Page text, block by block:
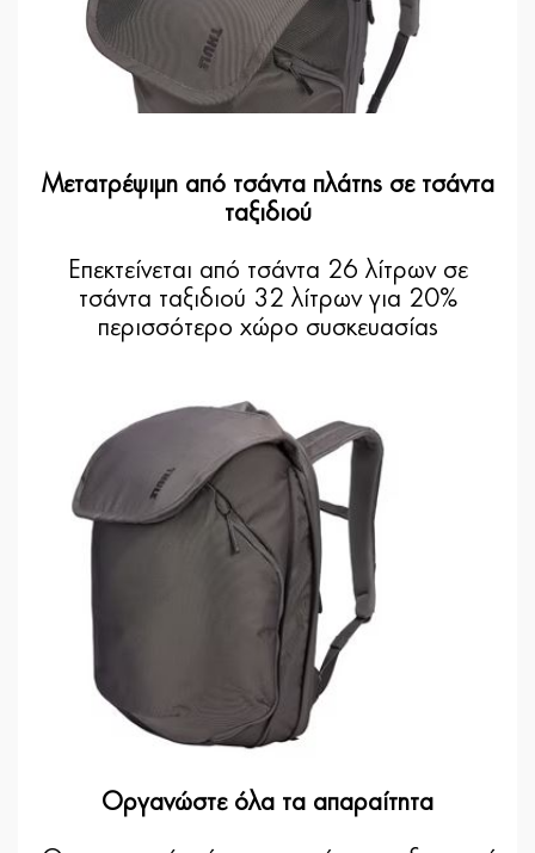
Μετατρέψιμη από τσάντα πλάτης σε τσάντα
ταξιδιού
Επεκτείνεται από τσάντα 26 λίτρων σε
τσάντα ταξιδιού 32 λίτρων για 20%
περισσότερο χώρο συσκευασίας
Οργανώστε όλα τα απαραίτητα